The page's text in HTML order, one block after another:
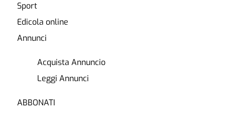
Sport
Edicola online
Annunci
Acquista Annuncio
Leggi Annunci
ABBONATI